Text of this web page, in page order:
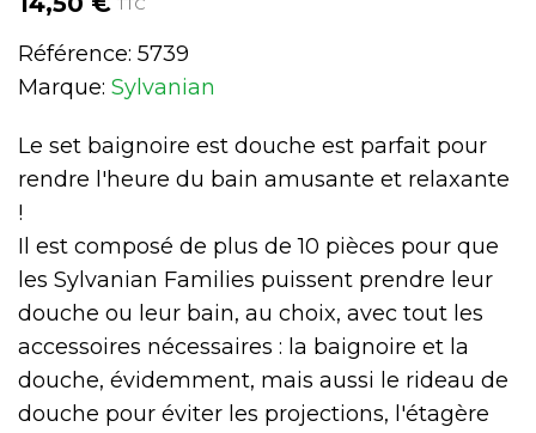
TTC
Référence: 5739
Marque: Sylvanian
Le set baignoire est douche est parfait pour
rendre l'heure du bain amusante et relaxante
!
Il est composé de plus de 10 pièces pour que
les Sylvanian Families puissent prendre leur
douche ou leur bain, au choix, avec tout les
accessoires nécessaires : la baignoire et la
douche, évidemment, mais aussi le rideau de
douche pour éviter les projections, l'étagère